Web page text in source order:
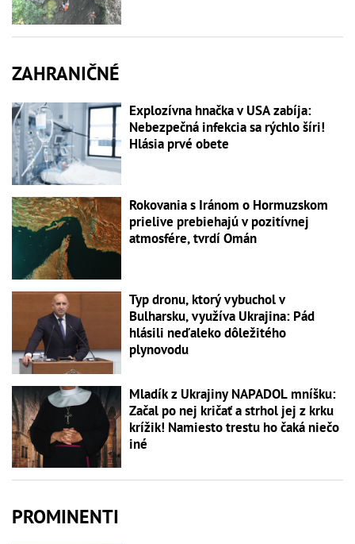
ZAHRANIČNÉ
Explozívna hnačka v USA zabíja:
Nebezpečná infekcia sa rýchlo šíri!
Hlásia prvé obete
Rokovania s Iránom o Hormuzskom
prielive prebiehajú v pozitívnej
atmosfére, tvrdí Omán
Typ dronu, ktorý vybuchol v
Bulharsku, využíva Ukrajina: Pád
hlásili neďaleko dôležitého
plynovodu
Mladík z Ukrajiny NAPADOL mníšku:
Začal po nej kričať a strhol jej z krku
krížik! Namiesto trestu ho čaká niečo
iné
PROMINENTI